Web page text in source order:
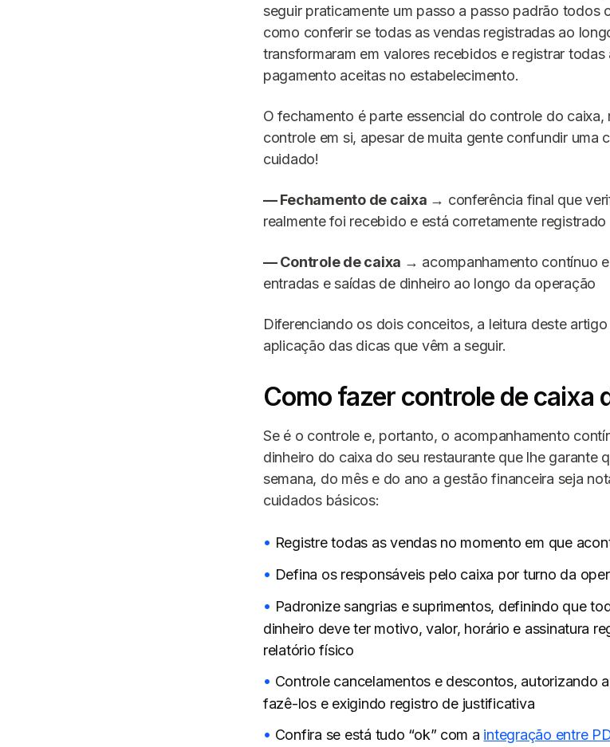
seguir praticamente um passo a passo padrão todos
como conferir se todas as vendas registradas ao
transformaram em valores recebidos e registrar
pagamento aceitas no estabelecimento.
O fechamento é parte essencial do controle do caixa,
controle em si, apesar de muita gente confundir uma
cuidado!
—Fechamento de caixa → conferência final que
realmente foi recebido e está corretamente registrado
— Controle de caixa → acompanhamento contínuo
entradas e saídas de dinheiro ao longo da operação
Diferenciando os dois conceitos, a leitura deste
aplicação das dicas que vêm a seguir.
Como fazer controle de caixa
Se é o controle e, portanto, o acompanhamento
dinheiro do caixa do seu restaurante que lhe garante
semana, do mês e do ano a gestão financeira seja
cuidados básicos:
Registre todas as vendas no momento em que
Defina os responsáveis pelo caixa por turno da
Padronize sangrias e suprimentos, definindo que
dinheiro deve ter motivo, valor, horário e assinatura
relatório físico
Controle cancelamentos e descontos, autorizando
fazê-los e exigindo registro de justificativa
Confira se está tudo “ok” com a integração entre